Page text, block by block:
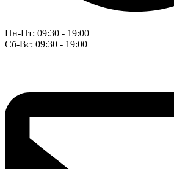
Пн-Пт: 09:30 - 19:00
Сб-Вс: 09:30 - 19:00